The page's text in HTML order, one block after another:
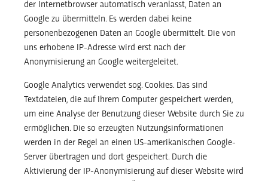
der Internetbrowser automatisch veranlasst, Daten an
Google zu übermitteln. Es werden dabei keine
personenbezogenen Daten an Google übermittelt. Die von
uns erhobene IP-Adresse wird erst nach der
Anonymisierung an Google weitergeleitet.
Google Analytics verwendet sog. Cookies. Das sind
Textdateien, die auf Ihrem Computer gespeichert werden,
um eine Analyse der Benutzung dieser Website durch Sie zu
ermöglichen. Die so erzeugten Nutzungsinformationen
werden in der Regel an einen US-amerikanischen Google-
Server übertragen und dort gespeichert. Durch die
Aktivierung der IP-Anonymisierung auf dieser Website wird